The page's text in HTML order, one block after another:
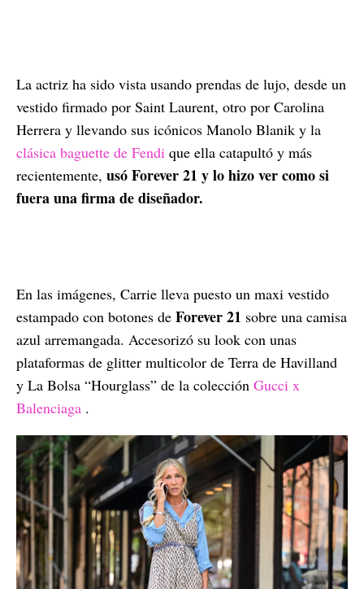
La actriz ha sido vista usando prendas de lujo, desde un
vestido firmado por Saint Laurent, otro por Carolina
Herrera y llevando sus icónicos Manolo Blanik y la
clásica baguette de Fendi que ella catapultó y más
recientemente, usó Forever 21 y lo hizo ver como si
fuera una firma de diseñador.
En las imágenes, Carrie lleva puesto un maxi vestido
estampado con botones de Forever 21 sobre una camisa
azul arremangada. Accesorizó su look con unas
plataformas de glitter multicolor de Terra de Havilland
y La Bolsa “Hourglass” de la colección Gucci x
Balenciaga .